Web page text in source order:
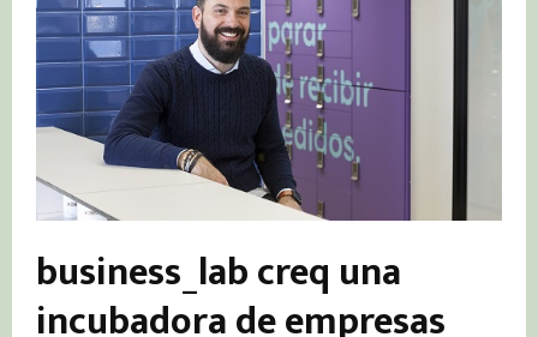
business_lab creq una
incubadora de empresas